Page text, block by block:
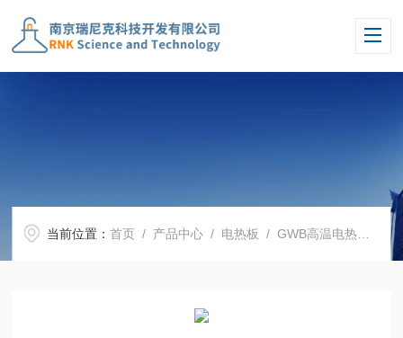
当前位置：首页 / 产品中心 / 电热板 /GWB高温电热板 /